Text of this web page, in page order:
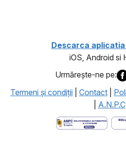
Descarca aplicatia
iOS, Android si
Urmăreşte-ne pe:
Termeni şi condiţii
Contact
A.N.P.C